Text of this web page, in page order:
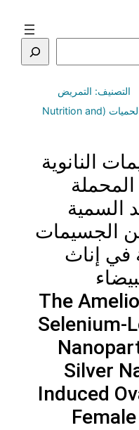
التصنيف: التمريض
التصنيف: التغذية وعلم الحميات (Nutrition and
النانوية
السمية
عن الجسيمات
في إناث
The
Selenium-
Silver
Induced